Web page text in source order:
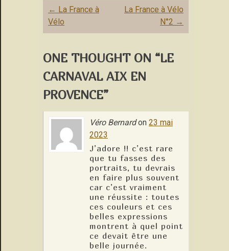
Post
navigation
← La France à
Vélo
La France à Vélo
N°2 →
ONE THOUGHT ON “LE
CARNAVAL AIX EN
PROVENCE”
Véro Bernardon 23 mai
2023
J’adore !! c’est rare
que tu fasses des
portraits, tu devrais
en faire plus souvent
car c’est vraiment
une réussite : toutes
ces couleurs et ces
belles expressions
montrent à quel point
ce devait être une
belle journée.